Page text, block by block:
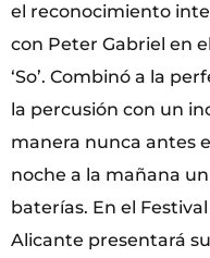
el reconocimiento
con Peter Gabriel en
‘So’. Combinó a la
la percusión con un
manera nunca antes
noche a la mañana
baterías. En el
Alicante presentará